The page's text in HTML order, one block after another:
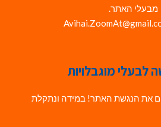
מבעלי האתר.
מוגבלויות
את הנגשת האתר! במידה ונתקלת